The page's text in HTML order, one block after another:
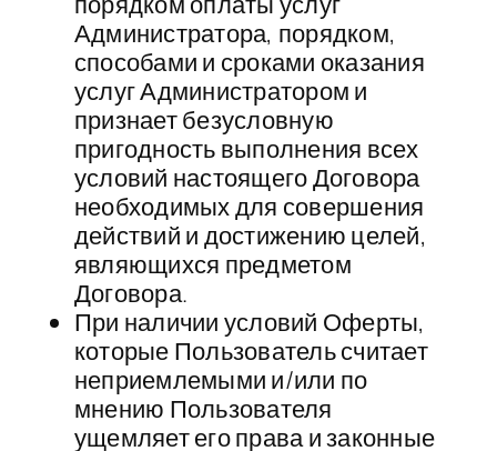
Администратора, порядком,
способами и сроками оказания
услуг Администратором и
признает безусловную
пригодность выполнения всех
условий настоящего Договора
необходимых для совершения
действий и достижению целей,
являющихся предметом
Договора.
При наличии условий Оферты,
которые Пользователь считает
неприемлемыми и/или по
мнению Пользователя
ущемляет его права и законные